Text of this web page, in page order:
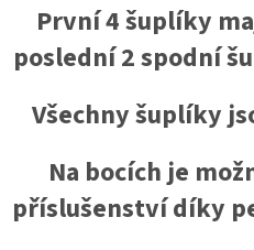
První 4 šuplíky
poslední 2 spodní
Všechny šuplíky
Na bocích je
příslušenství díky